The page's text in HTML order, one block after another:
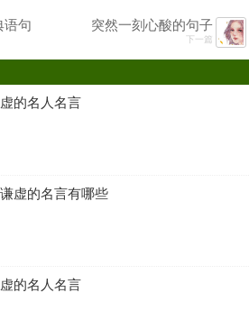
语句 突然一刻心酸的句子
下一篇
的名人名言
虚的名言有哪些
的名人名言